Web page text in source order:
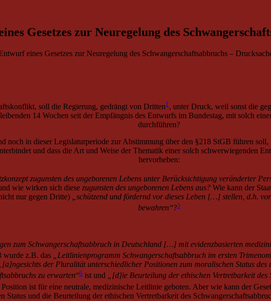
Gesetzes zur Neuregelung des
eines Gesetzes zur Neuregelung des Schwangerschaftsabbruchs –
soll die Regierung, gedrängt von Dritten1, unter Druck, weil sonst die
14 Wochen seit der Empfängnis des Entwurfs im Bundestag, mit solch
durchführen?
noch in dieser Legislaturperiode zur Abstimmung über den §218 StGB führen
und dass die Art und Weise der Thematik einer solch schwerwiegenden
hervorheben:
zugunsten des ungeborenen Lebens unter Berücksichtigung veränderter
wie wirken sich diesezugunsten des ungeborenen Lebens aus? Wie kann der
nur gegen Dritte) „schützend und fördernd vor dieses Leben […] stellen, d.h.
bewahren“?3
zum Schwangerschaftsabbruch in Deutschland […] mit evidenzbasierten
wurde z.B. das „Leitlinienprogramm Schwangerschaftsabbruch im ersten
der Pluralität unterschiedlicher Positionen zum moralischen Status
zu erwarten“6 ist und „[d]ie Beurteilung der ethischen Vertretbarkeit
ist für eine neutrale, medizinische Leitlinie geboten. Aber wie kann der
Status und die Beurteilung der ethischen Vertretbarkeit des